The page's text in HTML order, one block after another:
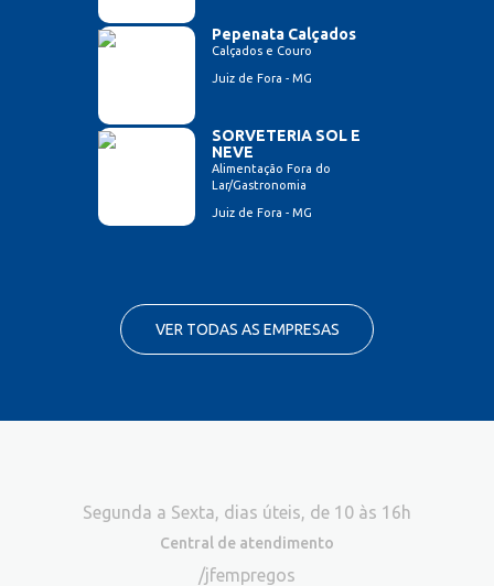
Pepenata Calçados
Calçados e Couro
Juiz de Fora - MG
SORVETERIA SOL E
NEVE
Alimentação Fora do
Lar/Gastronomia
Juiz de Fora - MG
VER TODAS AS EMPRESAS
Segunda a Sexta, dias úteis, de 10 às 16h
Central de atendimento
/jfempregos